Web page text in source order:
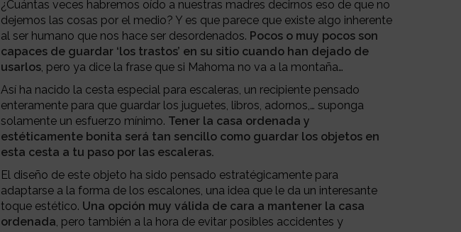
¿Cuántas veces habremos oído a nuestras madres decirnos eso de que no
dejemos las cosas por el medio? Y es que parece que existe algo inherente
al ser humano que nos hace ser desordenados. Pocos o muy pocos son
capaces de guardar ‘los trastos’ en su sitio cuando han dejado de
usarlos , pero ya dice la frase que si Mahoma no va a la montaña…
Así ha nacido la cesta especial para escaleras, un recipiente pensado
enteramente para que guardar los juguetes, libros, adornos,… suponga
solamente un esfuerzo mínimo. Tener la casa ordenada y
estéticamente bonita será tan sencillo como guardar los objetos en
esta cesta a tu paso por las escaleras.
El diseño de este objeto ha sido pensado estratégicamente para
adaptarse a la forma de los escalones, una idea que le da un interesante
toque estético. Una opción muy válida de cara a mantener la casa
ordenada , pero también a la hora de evitar posibles accidentes y